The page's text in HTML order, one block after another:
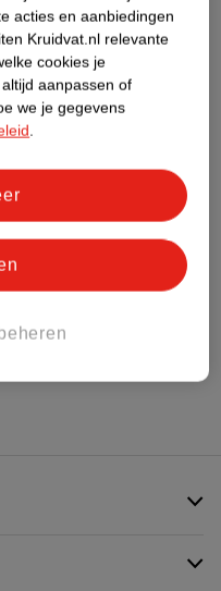
(nog) geen Nature
acties en aanbiedingen
Kruidvat.nl relevante
cookies je
aanpassen of
we je gegevens
.